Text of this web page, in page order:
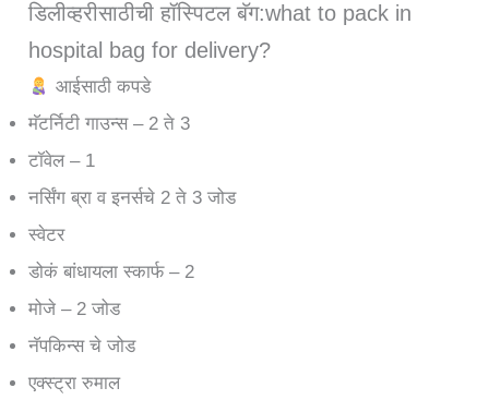
डिलीव्हरीसाठीची हॉस्पिटल बॅग:what to pack in
hospital bag for delivery?
आईसाठी कपडे
मॅटर्निटी गाउन्स – 2 ते 3
टॉवेल – 1
नर्सिंग ब्रा व इनर्सचे 2 ते 3 जोड
स्वेटर
डोकं बांधायला स्कार्फ – 2
मोजे – 2 जोड
नॅपकिन्स चे जोड
एक्स्ट्रा रुमाल